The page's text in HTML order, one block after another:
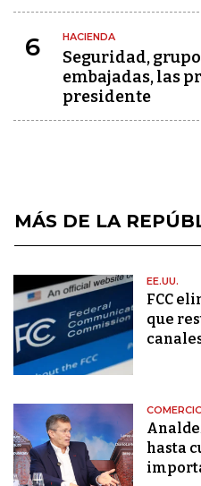
6 HACIENDA
Seguridad,
embajadas, las
presidente
MÁS DE LA
EE.UU.
FCC
que
hasta